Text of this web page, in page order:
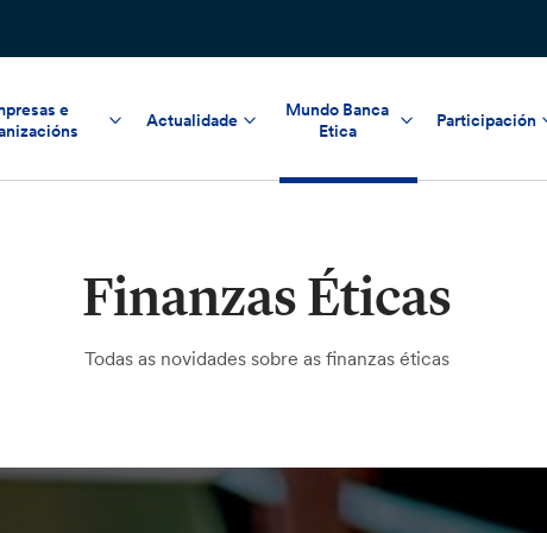
e
Actualidade
Mundo Banca
Etica
Participación
Finanzas Éticas
Todas as novidades sobre as finanzas éticas